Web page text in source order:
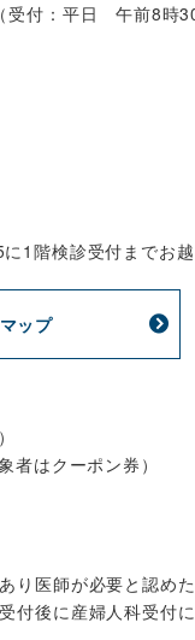
（受付：平日 午前8時
1階検診受付までお越
ップ
はクーポン券）
り医師が必要と認め
付後に産婦人科受付